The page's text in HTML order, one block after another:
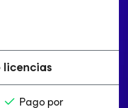
licencias
Pago por